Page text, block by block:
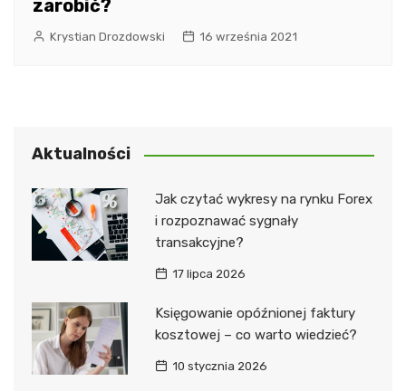
zarobić?
Krystian Drozdowski 16 września 2021
Aktualności
Jak czytać wykresy na rynku Forex
i rozpoznawać sygnały
transakcyjne?
17 lipca 2026
Księgowanie opóźnionej faktury
kosztowej – co warto wiedzieć?
10 stycznia 2026